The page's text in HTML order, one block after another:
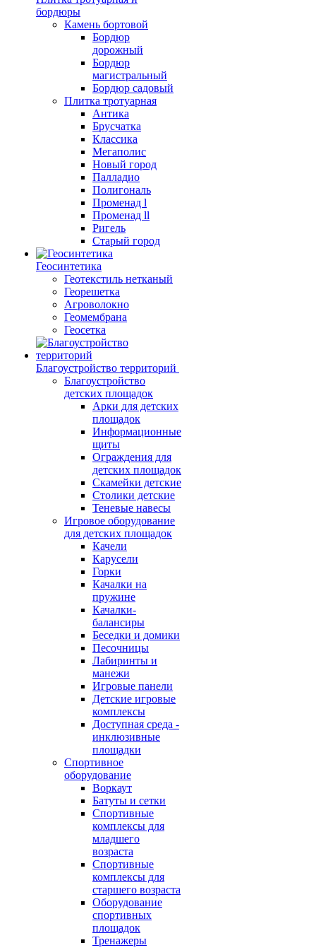
бордюры
Камень бортовой
Бордюр
дорожный
Бордюр
магистральный
Бордюр садовый
Плитка тротуарная
Антика
Брусчатка
Классика
Мегаполис
Новый город
Палладио
Полигональ
Променад l
Променад ll
Ригель
Старый город
Геосинтетика
Геотекстиль нетканый
Георешетка
Агроволокно
Геомембрана
Геосетка
Благоустройство территорий
Благоустройство
детских площадок
Арки для детских
площадок
Информационные
щиты
Ограждения для
детских площадок
Скамейки детские
Столики детские
Теневые навесы
Игровое оборудование
для детских площадок
Качели
Карусели
Горки
Качалки на
пружине
Качалки-
балансиры
Беседки и домики
Песочницы
Лабиринты и
манежи
Игровые панели
Детские игровые
комплексы
Доступная среда -
инклюзивные
площадки
Спортивное
оборудование
Воркаут
Батуты и сетки
Спортивные
комплексы для
младшего
возраста
Спортивные
комплексы для
старшего возраста
Оборудование
спортивных
площадок
Тренажеры